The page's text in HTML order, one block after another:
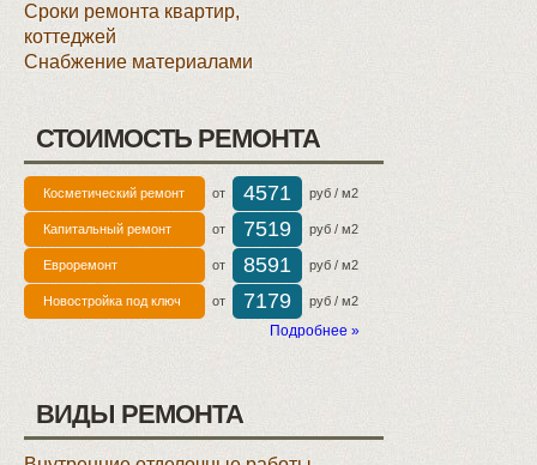
Сроки ремонта квартир,
коттеджей
Снабжение материалами
СТОИМОСТЬ РЕМОНТА
Косметический ремонт от 4571 руб / м2
Капитальный ремонт от 7519 руб / м2
Евроремонт от 8591 руб / м2
Новостройка под ключ от 7179 руб / м2
Подробнее »
ВИДЫ РЕМОНТА